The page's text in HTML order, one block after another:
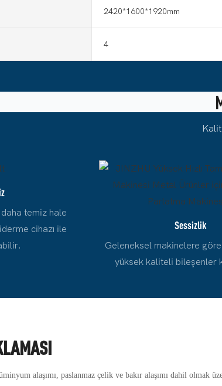
2420*1600*1920mm
4
daha temiz hale
cihazı ile
Sessizlik
Geleneksel makinelere
yüksek kaliteli bileşenler
alaşımı, paslanmaz çelik ve bakır alaşımı dahil olmak